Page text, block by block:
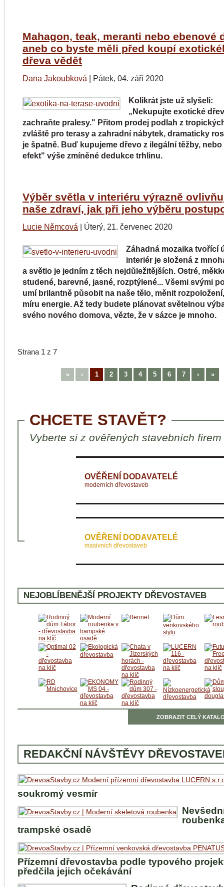
Mahagon, teak, meranti nebo ebenové
aneb co byste měli před koupí
dřeva vědět
Dana Jakoubková | Pátek, 04. září 2020
Kolikrát jste už slyšeli:
„Nekupujte exotické
zachraňte pralesy." Přitom prodej podlah z
zvláště pro terasy a zahradní nábytek, dramaticky
je špatně. Buď kupujeme dřevo z ilegální těžby, nebo
efekt" výše zmíněné dedukce trhlinu.
Výběr světla v interiéru výrazně
naše zdraví, jak při jeho výběru
Lucie Němcová | Úterý, 21. červenec 2020
Záhadná mozaika tvořící
interiér je složená z
a světlo je jedním z těch nejdůležitějších. Ostré,
studené, barevné, jasné, rozptýlené... Všemi svými
umí brilantně působit na naše tělo, měnit
míru energie. Až tedy budete plánovat světelnou
svého nového domova, vězte, že v sázce je mnoho.
Strana 1 z 7
« ‹ 1 2 3 4 5 6 7 › »
CHCETE STAVĚT?
Vyberte si z ověřených stavebních firem
OVĚŘENÍ DODAVATELÉ
moderních dřevostaveb
OVĚŘENÍ DODAVATELÉ
masivních dřevostaveb
NEJOBLÍBENĚJŠÍ PROJEKTY DŘEVOSTAVEB
ZOBRAZIT CELÝ
REDAKČNÍ NÁVŠTĚVY
soukromý vesmír
trampské osadě
Přízemní dřevostavba podle typového
předčila jejich očekávání